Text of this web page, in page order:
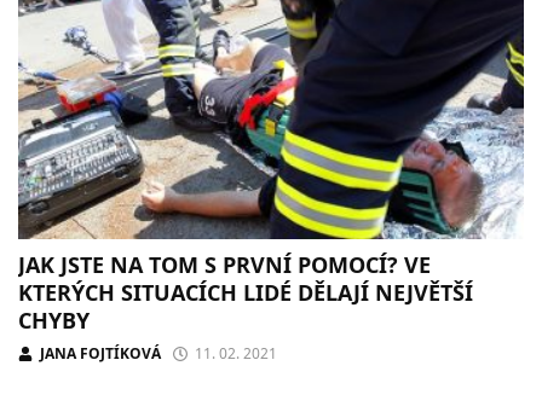
JAK JSTE NA TOM S PRVNÍ POMOCÍ? VE
KTERÝCH SITUACÍCH LIDÉ DĚLAJÍ NEJVĚTŠÍ
CHYBY
JANA FOJTÍKOVÁ 11. 02. 2021